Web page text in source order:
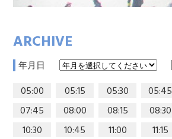
ARCHIVE
年月日
05:00 05:15 05:30 05:45
07:45
08:00 08:15 08:30
10:30
10:45 11:00 11:15